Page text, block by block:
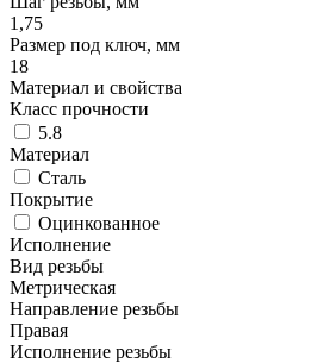
1,75
Размер под ключ, мм
18
Материал и свойства
Класс прочности
5.8
Материал
Сталь
Покрытие
Оцинкованное
Исполнение
Вид резьбы
Метрическая
Направление резьбы
Правая
Исполнение резьбы